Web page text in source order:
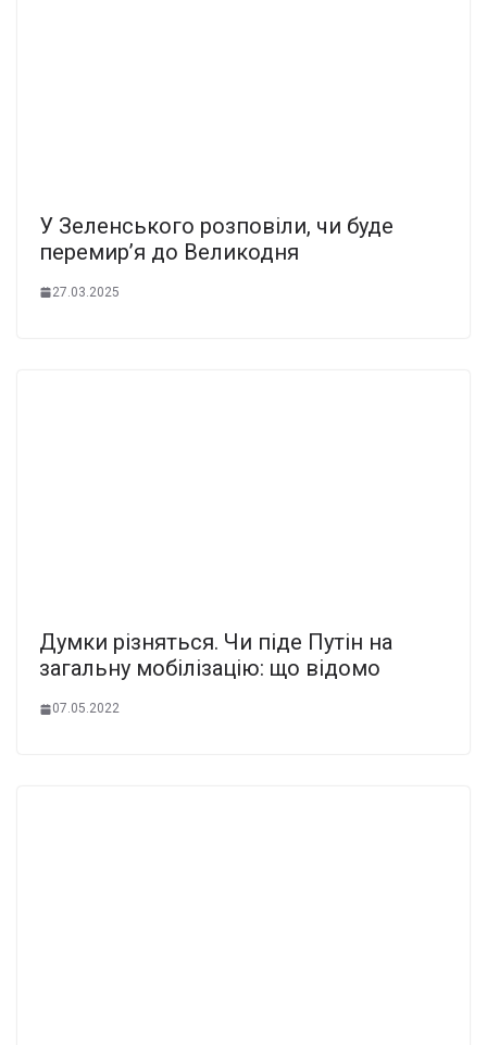
У Зеленського розповіли, чи буде
перемир’я до Великодня
27.03.2025
Думки різняться. Чи піде Путін на
загальну мобілізацію: що відомо
07.05.2022